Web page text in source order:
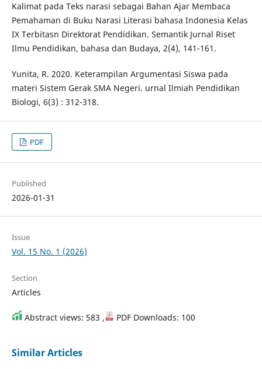
Kalimat pada Teks narasi sebagai Bahan Ajar Membaca
Pemahaman di Buku Narasi Literasi bahasa Indonesia Kelas
IX Terbitasn Direktorat Pendidikan. Semantik Jurnal Riset
Ilmu Pendidikan, bahasa dan Budaya, 2(4), 141-161.
Yunita, R. 2020. Keterampilan Argumentasi Siswa pada
materi Sistem Gerak SMA Negeri. urnal Ilmiah Pendidikan
Biologi, 6(3) : 312-318.
PDF
Published
2026-01-31
Issue
Vol. 15 No. 1 (2026)
Section
Articles
Abstract views: 583 , PDF Downloads: 100
Similar Articles